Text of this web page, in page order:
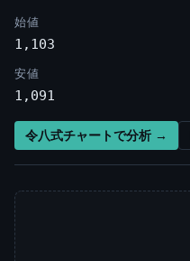
始値
1,103
安値
1,091
令八式チャートで分析 →